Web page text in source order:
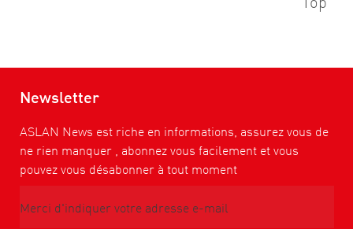
Newsletter
ASLAN News est riche en informations, assurez vous de
ne rien manquer , abonnez vous facilement et vous
pouvez vous désabonner à tout moment